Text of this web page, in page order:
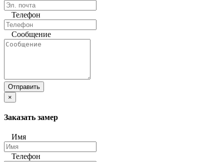
Телефон
Сообщение
Отправить
×
Заказать замер
Имя
Телефон